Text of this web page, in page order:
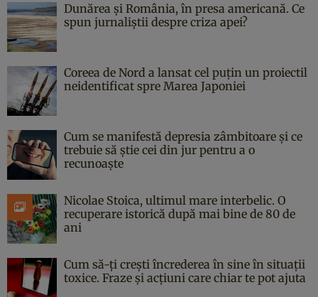
Dunărea și România, în presa americană. Ce
spun jurnaliștii despre criza apei?
Coreea de Nord a lansat cel puțin un proiectil
neidentificat spre Marea Japoniei
Cum se manifestă depresia zâmbitoare și ce
trebuie să știe cei din jur pentru a o
recunoaște
Nicolae Stoica, ultimul mare interbelic. O
recuperare istorică după mai bine de 80 de
ani
Cum să-ți crești încrederea în sine în situații
toxice. Fraze și acțiuni care chiar te pot ajuta